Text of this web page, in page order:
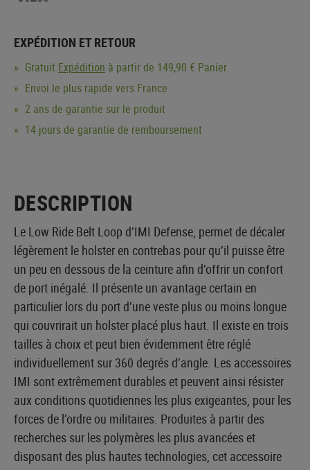
EXPÉDITION ET RETOUR
Gratuit Expédition à partir de 149,90 € Panier
Envoi le plus rapide vers France
2 ans de garantie sur le produit
14 jours de garantie de remboursement
DESCRIPTION
Le Low Ride Belt Loop d’IMI Defense, permet de décaler
légèrement le holster en contrebas pour qu’il puisse être
un peu en dessous de la ceinture afin d’offrir un confort
de port inégalé. Il présente un avantage certain en
particulier lors du port d’une veste plus ou moins longue
qui couvrirait un holster placé plus haut. Il existe en trois
tailles à choix et peut bien évidemment être réglé
individuellement sur 360 degrés d’angle. Les accessoires
IMI sont extrêmement durables et peuvent ainsi résister
aux conditions quotidiennes les plus exigeantes, pour les
forces de l’ordre ou militaires. Produites à partir des
recherches sur les polymères les plus avancées et
disposant des plus hautes technologies, cet accessoire